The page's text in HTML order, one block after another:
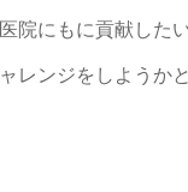
院にもに貢献した
レンジをしようかと